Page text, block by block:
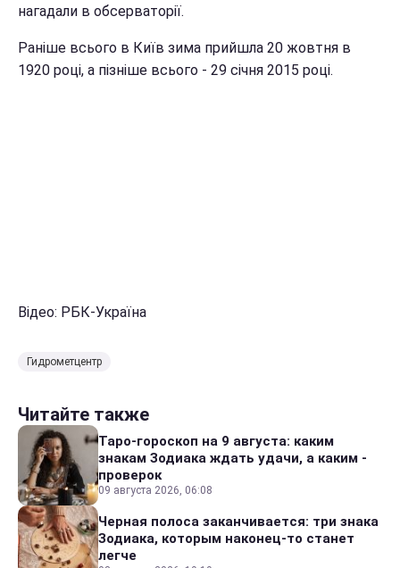
нагадали в обсерваторії.
Раніше всього в Київ зима прийшла 20 жовтня в
1920 році, а пізніше всього - 29 січня 2015 році.
Відео: РБК-Україна
Гидрометцентр
Читайте также
Таро-гороскоп на 9 августа: каким
знакам Зодиака ждать удачи, а каким -
проверок
09 августа 2026, 06:08
Черная полоса заканчивается: три знака
Зодиака, которым наконец-то станет
легче